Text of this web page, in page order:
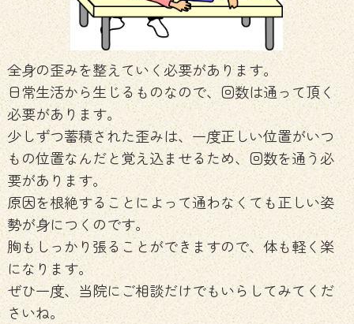
全身の歪みを整えていく必要があります。
日常生活から生じるものなので、回数は通って頂く
必要があります。
少しずつ蓄積された歪みは、一度正しい位置がいつ
もの位置なんだと覚え込ませるため、回数を通う必
要があります。
原因を根絶することによって通わなくても正しい姿
勢が身につくのです。
胸もしっかり張ることができますので、体も軽く楽
になります。
ぜひ一度、当院にご相談だけでもいらしてみてくだ
さいね。